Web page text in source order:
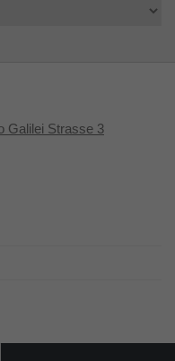
Galilei Strasse 3